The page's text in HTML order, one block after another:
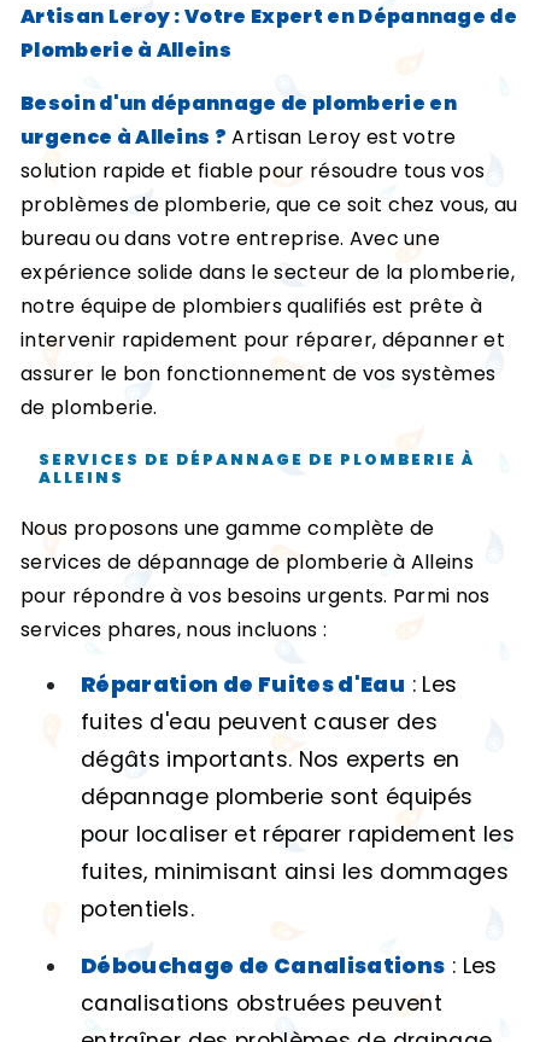
Artisan Leroy : Votre Expert en Dépannage de
Plomberie à Alleins
Besoin d'un dépannage de plomberie en
urgence à Alleins ? Artisan Leroy est votre
solution rapide et fiable pour résoudre tous vos
problèmes de plomberie, que ce soit chez vous, au
bureau ou dans votre entreprise. Avec une
expérience solide dans le secteur de la plomberie,
notre équipe de plombiers qualifiés est prête à
intervenir rapidement pour réparer, dépanner et
assurer le bon fonctionnement de vos systèmes
de plomberie.
SERVICES DE DÉPANNAGE DE PLOMBERIE À
ALLEINS
Nous proposons une gamme complète de
services de dépannage de plomberie à Alleins
pour répondre à vos besoins urgents. Parmi nos
services phares, nous incluons :
Réparation de Fuites d'Eau : Les
fuites d'eau peuvent causer des
dégâts importants. Nos experts en
dépannage plomberie sont équipés
pour localiser et réparer rapidement les
fuites, minimisant ainsi les dommages
potentiels.
Débouchage de Canalisations : Les
canalisations obstruées peuvent